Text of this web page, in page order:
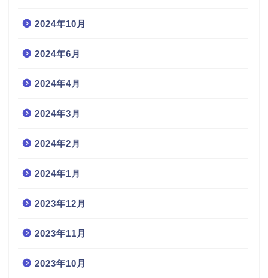
2024年10月
2024年6月
2024年4月
2024年3月
2024年2月
2024年1月
2023年12月
2023年11月
2023年10月